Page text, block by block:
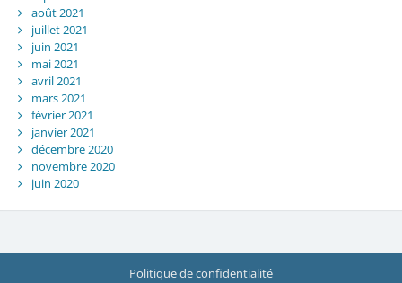
août 2021
juillet 2021
juin 2021
mai 2021
avril 2021
mars 2021
février 2021
janvier 2021
décembre 2020
novembre 2020
juin 2020
Politique de confidentialité